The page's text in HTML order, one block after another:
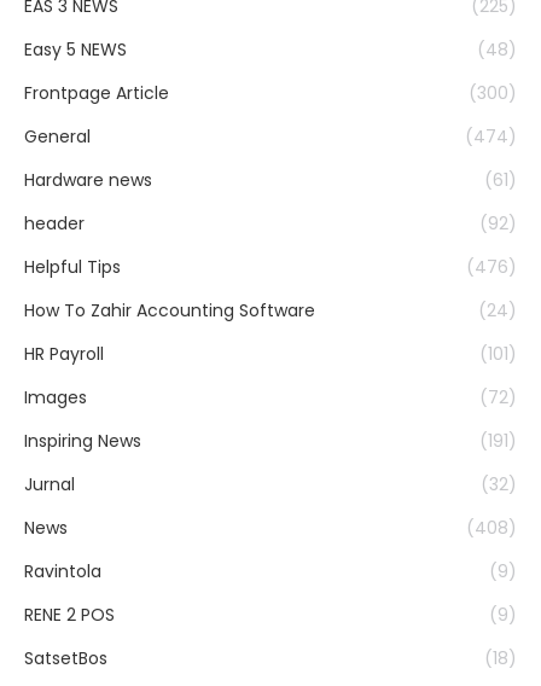
EAS 3 NEWS
(225)
Easy 5 NEWS
(48)
Frontpage Article
(300)
General
(474)
Hardware news
(61)
header
(92)
Helpful Tips
(476)
How To Zahir Accounting Software
(24)
HR Payroll
(101)
Images
(72)
Inspiring News
(191)
Jurnal
(32)
News
(408)
Ravintola
(9)
RENE 2 POS
(9)
SatsetBos
(18)